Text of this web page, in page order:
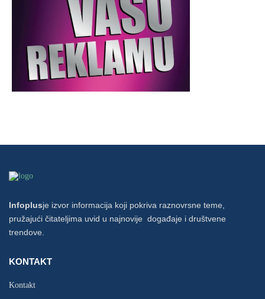
Infoplusje izvor informacija koji pokriva raznovrsne teme,
pružajući čitateljima uvid u najnovije događaje i društvene
trendove.
KONTAKT
Kontakt